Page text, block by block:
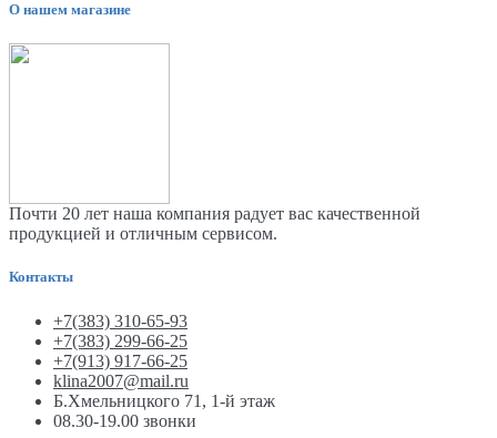
О нашем магазине
Почти 20 лет наша компания радует вас качественной
продукцией и отличным сервисом.
Контакты
+7(383) 310-65-93
+7(383) 299-66-25
+7(913) 917-66-25
klina2007@mail.ru
Б.Хмельницкого 71, 1-й этаж
08.30-19.00 звонки